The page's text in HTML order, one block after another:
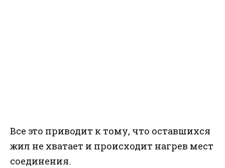
Все это приводит к тому, что оставшихся
жил не хватает и происходит нагрев мест
соединения.